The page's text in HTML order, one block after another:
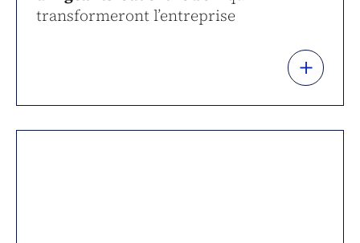
transformeront l’entreprise
+